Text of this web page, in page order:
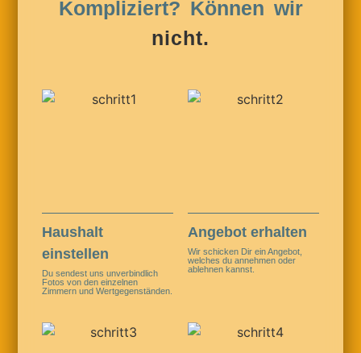
Kompliziert? Können wir
nicht.
Haushalt
einstellen
Du sendest uns unverbindlich
Fotos von den einzelnen
Zimmern und Wertgegenständen.
Angebot erhalten
Wir schicken Dir ein Angebot,
welches du annehmen oder
ablehnen kannst.